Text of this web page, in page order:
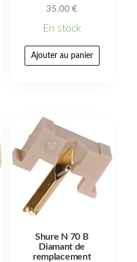
35.00€
En stock
Ajouter au panier
Shure N 70 B
Diamant de
remplacement